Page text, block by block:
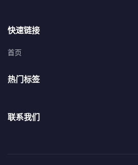
快速链接
首页
热门标签
联系我们